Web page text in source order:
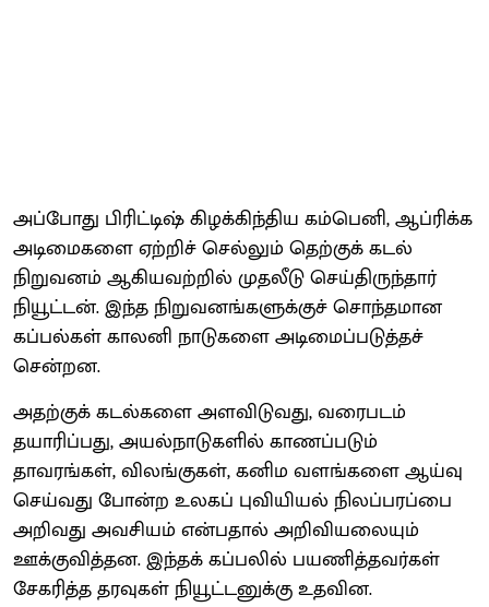
அப்போது பிரிட்டிஷ் கிழக்கிந்திய கம்பெனி, ஆப்ரிக்க
அடிமைகளை ஏற்றிச் செல்லும் தெற்குக் கடல்
நிறுவனம் ஆகியவற்றில் முதலீடு செய்திருந்தார்
நியூட்டன். இந்த நிறுவனங்களுக்குச் சொந்தமான
கப்பல்கள் காலனி நாடுகளை அடிமைப்படுத்தச்
சென்றன.
அதற்குக் கடல்களை அளவிடுவது, வரைபடம்
தயாரிப்பது, அயல்நாடுகளில் காணப்படும்
தாவரங்கள், விலங்குகள், கனிம வளங்களை ஆய்வு
செய்வது போன்ற உலகப் புவியியல் நிலப்பரப்பை
அறிவது அவசியம் என்பதால் அறிவியலையும்
ஊக்குவித்தன. இந்தக் கப்பலில் பயணித்தவர்கள்
சேகரித்த தரவுகள் நியூட்டனுக்கு உதவின.